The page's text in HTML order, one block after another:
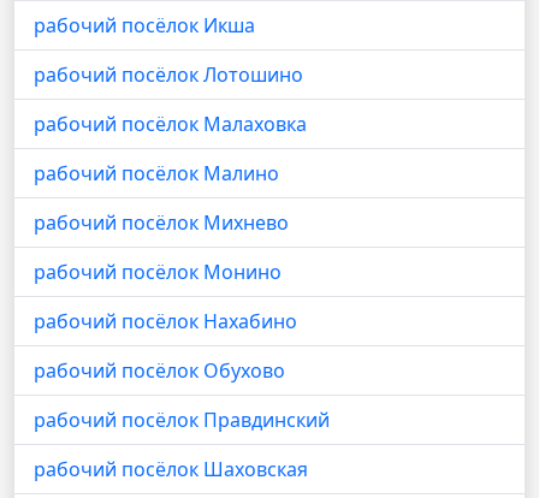
рабочий посёлок Икша
рабочий посёлок Лотошино
рабочий посёлок Малаховка
рабочий посёлок Малино
рабочий посёлок Михнево
рабочий посёлок Монино
рабочий посёлок Нахабино
рабочий посёлок Обухово
рабочий посёлок Правдинский
рабочий посёлок Шаховская